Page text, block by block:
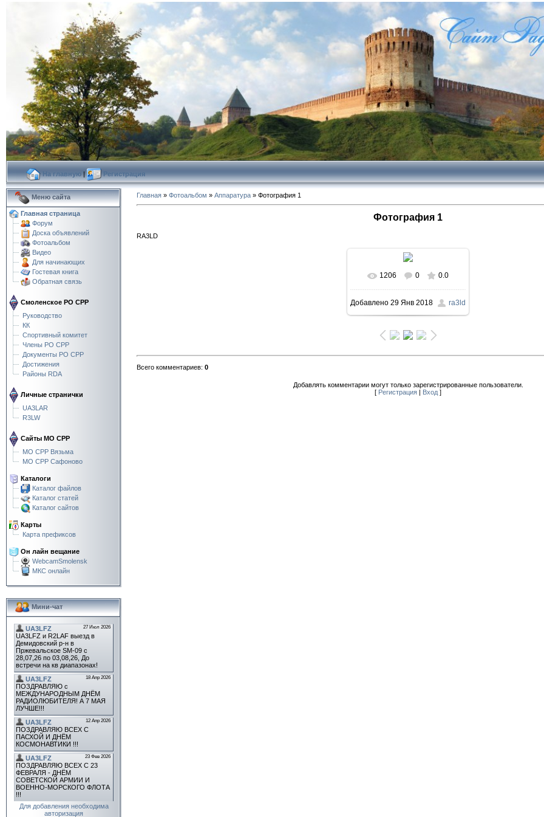
На главную| Регистрация
Меню сайта
Главная страница
Форум
Доска объявлений
Фотоальбом
Видео
Для начинающих
Гостевая книга
Обратная связь
Смоленское РО СРР
Руководство
КК
Спортивный комитет
Члены РО СРР
Документы РО СРР
Достижения
Районы RDA
Личные странички
UA3LAR
R3LW
Сайты МО СРР
МО СРР Вязьма
МО СРР Сафоново
Каталоги
Каталог файлов
Каталог статей
Каталог сайтов
Карты
Карта префиксов
Он лайн вещание
WebcamSmolensk
МКС онлайн
Мини-чат
Для добавления необходима
авторизация
Главная » Фотоальбом » Аппаратура » Фотография 1
Фотография 1
RA3LD
1206 0 0.0
Добавлено 29 Янв 2018 ra3ld
Всего комментариев: 0
Добавлять комментарии могут только зарегистрированные пользователи.
[ Регистрация Вход]